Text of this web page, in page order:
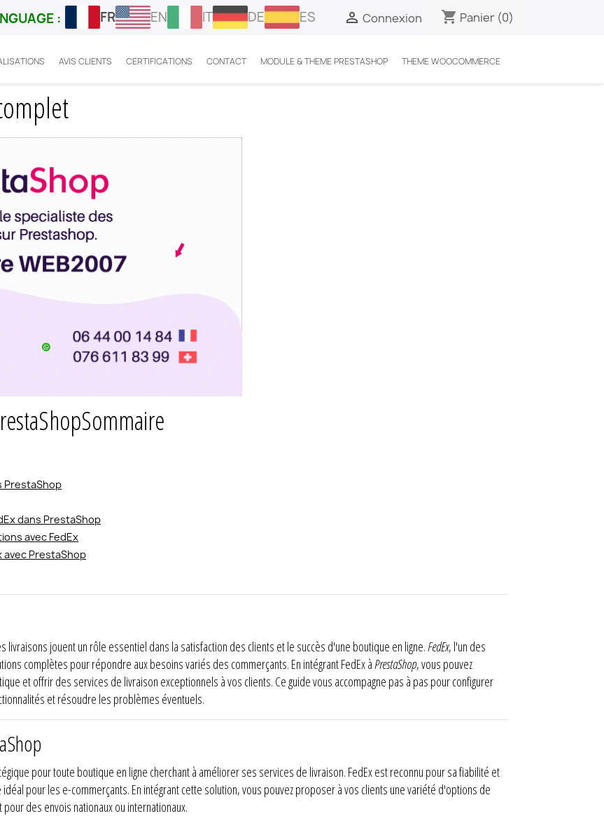
: FR EN IT DE ES  Connexion shopping_cart Panier (0)
AVIS CLIENTS CERTIFICATIONS CONTACT MODULE & THEME PRESTASHOP THEME WOOCOMMERCE
Sommaire
PrestaShop
dans PrestaShop
avec FedEx
avec PrestaShop
jouent un rôle essentiel dans la satisfaction des clients et le succès d'une boutique en ligne.FedEx, l'un des
complètes pour répondre aux besoins variés des commerçants. En intégrant FedEx àPrestaShop, vous pouvez
et offrir des services de livraison exceptionnels à vos clients. Ce guide vous accompagne pas à pas pour configurer
et résoudre les problèmes éventuels.
pour toute boutique en ligne cherchant à améliorer ses services de livraison. FedEx est reconnu pour sa fiabilité et
pour les e-commerçants. En intégrant cette solution, vous pouvez proposer à vos clients une variété d'options de
des envois nationaux ou internationaux.